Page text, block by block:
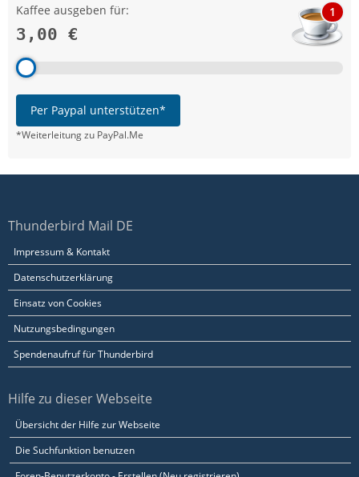
Kaffee ausgeben für:
3,00 €
1
Per Paypal unterstützen*
*Weiterleitung zu PayPal.Me
Thunderbird Mail DE
Impressum & Kontakt
Datenschutzerklärung
Einsatz von Cookies
Nutzungsbedingungen
Spendenaufruf für Thunderbird
Hilfe zu dieser Webseite
Übersicht der Hilfe zur Webseite
Die Suchfunktion benutzen